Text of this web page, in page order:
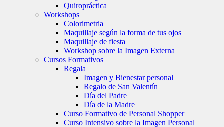
Quiropráctica
Workshops
Colorimetria
Maquillaje según la forma de tus ojos
Maquillaje de fiesta
Workshop sobre la Imagen Externa
Cursos Formativos
Regala
Imagen y Bienestar personal
Regalo de San Valentín
Día del Padre
Día de la Madre
Curso Formativo de Personal Shopper
Curso Intensivo sobre la Imagen Personal